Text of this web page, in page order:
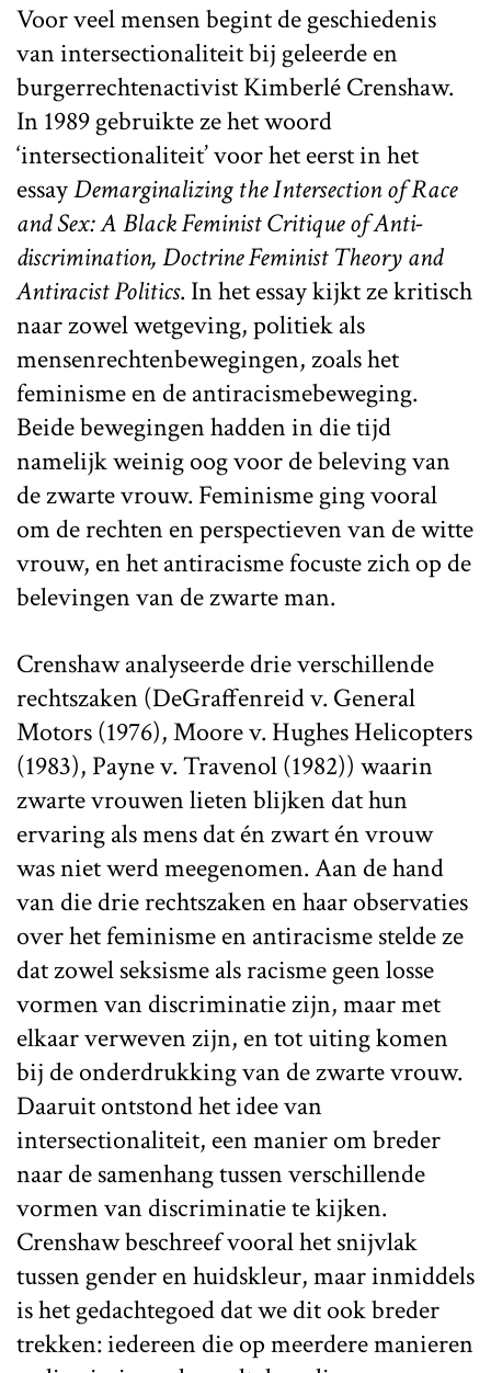
Voor veel mensen begint de geschiedenis
van intersectionaliteit bij geleerde en
burgerrechtenactivist Kimberlé Crenshaw.
In 1989 gebruikte ze het woord
‘intersectionaliteit’ voor het eerst in het
essayDemarginalizing the Intersection of Race
and Sex: A Black Feminist Critique of Anti-
discrimination, Doctrine Feminist Theory and
Antiracist Politics. In het essay kijkt ze kritisch
naar zowel wetgeving, politiek als
mensenrechtenbewegingen, zoals het
feminisme en de antiracismebeweging.
Beide bewegingen hadden in die tijd
namelijk weinig oog voor de beleving van
de zwarte vrouw. Feminisme ging vooral
om de rechten en perspectieven van de witte
vrouw, en het antiracisme focuste zich op de
belevingen van de zwarte man.
Crenshaw analyseerde drie verschillende
rechtszaken (DeGraffenreid v. General
Motors (1976), Moore v. Hughes Helicopters
(1983), Payne v. Travenol (1982)) waarin
zwarte vrouwen lieten blijken dat hun
ervaring als mens dat én zwart én vrouw
was niet werd meegenomen. Aan de hand
van die drie rechtszaken en haar observaties
over het feminisme en antiracisme stelde ze
dat zowel seksisme als racisme geen losse
vormen van discriminatie zijn, maar met
elkaar verweven zijn, en tot uiting komen
bij de onderdrukking van de zwarte vrouw.
Daaruit ontstond het idee van
intersectionaliteit, een manier om breder
naar de samenhang tussen verschillende
vormen van discriminatie te kijken.
Crenshaw beschreef vooral het snijvlak
tussen gender en huidskleur, maar inmiddels
is het gedachtegoed dat we dit ook breder
trekken: iedereen die op meerdere manieren